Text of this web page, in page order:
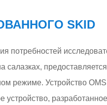
SKID
потребностей
салазках,
режиме. Устройство
устройство,